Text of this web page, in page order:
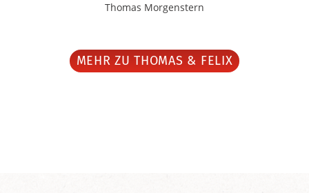
Thomas Morgenstern
MEHR ZU THOMAS & FELIX